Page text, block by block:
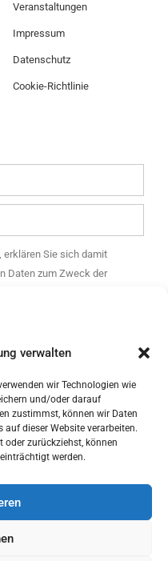
verwalten
wir Technologien wie
und/oder darauf
zustimmst, können wir Daten
auf dieser Website verarbeiten.
zurückziehst, können
werden.
Veranstaltungen
Impressum
Datenschutz
Cookie-Richtlinie
erklären Sie sich damit
Daten zum Zweck der
Themen verwendet
zur Versendung des
E-Mail Marketing-
Cookies zu akzeptieren
aktivieren